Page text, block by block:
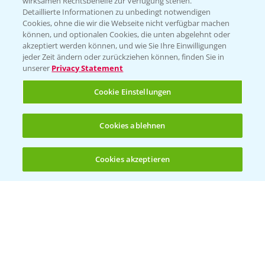
(noch 4)
Beratung auf WhatsApp
T.+49 (0)174 346 564 1
KONTAKT
Hilfe in Notfällen
+49 (0)214/30-20220
Detaillierte Informationen zu unbedingt notwendigen
Cookies, ohne die wir die Webseite nicht verfügbar machen
können, und optionalen Cookies, die unten abgelehnt oder
akzeptiert werden können, und wie Sie Ihre Einwilligungen
jeder Zeit ändern oder zurückziehen können, finden Sie in
unserer Privacy Statement
Cookie Einstellungen
Cookies ablehnen
Cookies akzeptieren